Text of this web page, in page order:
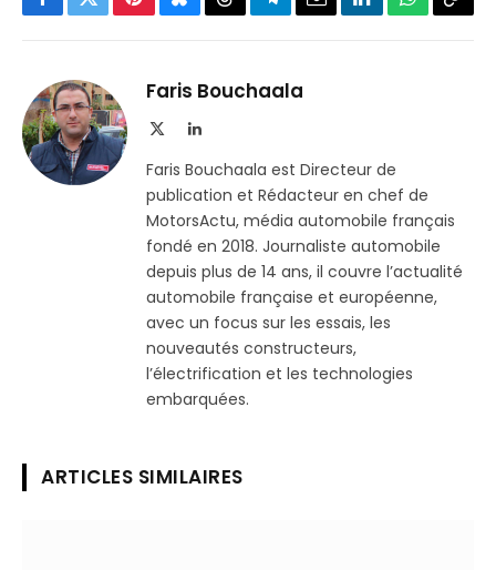
Facebook
TwitterPinterestBlueskyThreadsPartager
Telegram
EmailLinkedInWhatsApp
Faris Bouchaala
LinkedIn
Faris Bouchaala est Directeur de
publication et Rédacteur en chef de
MotorsActu, média automobile français
fondé en 2018. Journaliste automobile
depuis plus de 14 ans, il couvre l’actualité
automobile française et européenne,
avec un focus sur les essais, les
nouveautés constructeurs,
l’électrification et les technologies
embarquées.
ARTICLES SIMILAIRES